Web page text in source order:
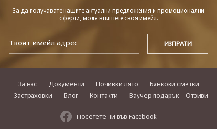
За да получавате нашите актуални предложения и промоционални
оферти, моля впишете своя имейл.
За нас Документи Почивки лято
Банкови сметки
Застраховки
Блог Контакти Ваучер подарък Отзиви
Посетете ни във Facebook